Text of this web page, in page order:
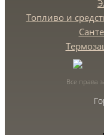
Топливо и
Все права